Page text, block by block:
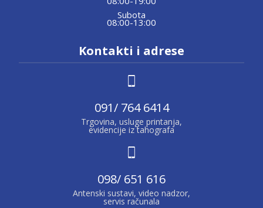
Subota
08:00-13:00
Kontakti i adrese
091/ 764 6414
Trgovina, usluge printanja,
evidencije iz tahografa
098/ 651 616
Antenski sustavi, video nadzor,
servis računala